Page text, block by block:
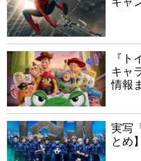
『
キャ
情報
実写
とめ】